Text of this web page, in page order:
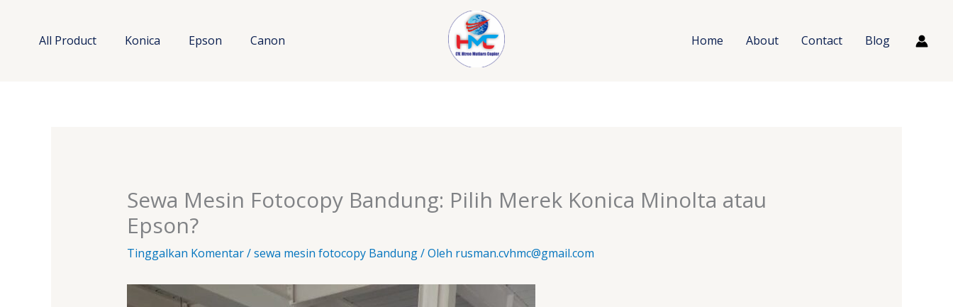
All Product Konica Epson Canon Home About Contact Blog
Sewa Mesin Fotocopy Bandung: Pilih Merek Konica Minolta atau
Epson?
Tinggalkan Komentar/sewa mesin fotocopy Bandung/ Oleh rusman.cvhmc@gmail.com